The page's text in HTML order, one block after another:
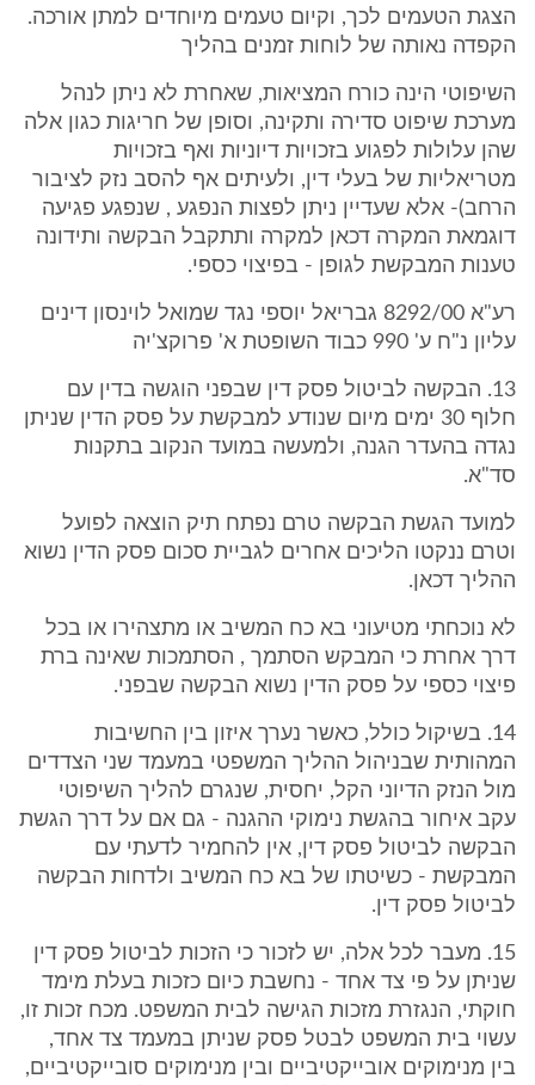
הצגת הטעמים לכך, וקיום טעמים מיוחדים למתן אורכה.
הקפדה נאותה של לוחות זמנים בהליך
השיפוטי הינה כורח המציאות, שאחרת לא ניתן לנהל
מערכת שיפוט סדירה ותקינה, וסופן של חריגות כגון אלה
שהן עלולות לפגוע בזכויות דיוניות ואף בזכויות
מטריאליות של בעלי דין, ולעיתים אף להסב נזק לציבור
הרחב)- אלא שעדיין ניתן לפצות הנפגע , שנפגע פגיעה
דוגמאת המקרה דכאן למקרה ותתקבל הבקשה ותידונה
טענות המבקשת לגופן - בפיצוי כספי.
רע"א 8292/00 גבריאל יוספי נגד שמואל לוינסון דינים
עליון נ"ח ע' 990 כבוד השופטת א' פרוקצ'יה
13. הבקשה לביטול פסק דין שבפני הוגשה בדין עם
חלוף 30 ימים מיום שנודע למבקשת על פסק הדין שניתן
נגדה בהעדר הגנה, ולמעשה במועד הנקוב בתקנות
סד"א.
למועד הגשת הבקשה טרם נפתח תיק הוצאה לפועל
וטרם ננקטו הליכים אחרים לגביית סכום פסק הדין נשוא
ההליך דכאן.
לא נוכחתי מטיעוני בא כח המשיב או מתצהירו או בכל
דרך אחרת כי המבקש הסתמך , הסתמכות שאינה ברת
פיצוי כספי על פסק הדין נשוא הבקשה שבפני.
14. בשיקול כולל, כאשר נערך איזון בין החשיבות
המהותית שבניהול ההליך המשפטי במעמד שני הצדדים
מול הנזק הדיוני הקל, יחסית, שנגרם להליך השיפוטי
עקב איחור בהגשת נימוקי ההגנה - גם אם על דרך הגשת
הבקשה לביטול פסק דין, אין להחמיר לדעתי עם
המבקשת - כשיטתו של בא כח המשיב ולדחות הבקשה
לביטול פסק דין.
15. מעבר לכל אלה, יש לזכור כי הזכות לביטול פסק דין
שניתן על פי צד אחד - נחשבת כיום כזכות בעלת מימד
חוקתי, הנגזרת מזכות הגישה לבית המשפט. מכח זכות זו,
עשוי בית המשפט לבטל פסק שניתן במעמד צד אחד,
בין מנימוקים אובייקטיביים ובין מנימוקים סובייקטיביים,